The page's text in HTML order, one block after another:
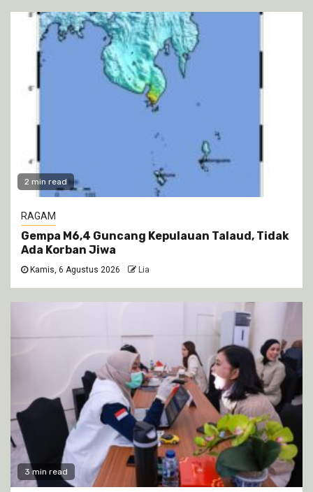
2 min read
RAGAM
Gempa M6,4 Guncang Kepulauan Talaud, Tidak
Ada Korban Jiwa
Kamis, 6 Agustus 2026 Lia
3 min read